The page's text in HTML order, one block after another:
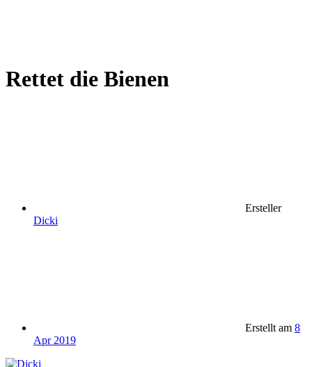
Rettet die Bienen
Ersteller
Dicki
Erstellt am 8
Apr 2019